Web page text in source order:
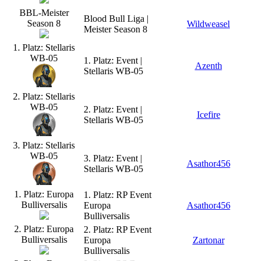
BBL-Meister
Season 8
Blood Bull Liga |
Meister Season 8
Wildweasel
1. Platz: Stellaris
WB-05
1. Platz: Event |
Stellaris WB-05
Azenth
2. Platz: Stellaris
WB-05
2. Platz: Event |
Stellaris WB-05
Icefire
3. Platz: Stellaris
WB-05
3. Platz: Event |
Stellaris WB-05
Asathor456
1. Platz: Europa
Bulliversalis
1. Platz: RP Event
Europa
Bulliversalis
Asathor456
2. Platz: Europa
Bulliversalis
2. Platz: RP Event
Europa
Bulliversalis
Zartonar